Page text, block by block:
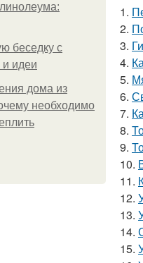
беседку с
идеи
дома из
необходимо
1.
2.
3.
4.
5.
6.
7.
8.
9.
10.
11.
12.
13.
14.
15.